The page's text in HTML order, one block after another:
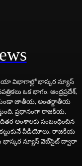
విభాగాల్లో భాస్కర న్యూస్
ఒక భాగం. ఆంధ్రప్రదేశ్,
జాతీయ, అంతర్జాతీయ
ప్రధానంగా రాజకీయ,
అంశాలకు సంబంధించిన
వీడియోలు, రాజకీయ
భాస్కర న్యూస్ వెబ్‌సైట్ ద్వారా